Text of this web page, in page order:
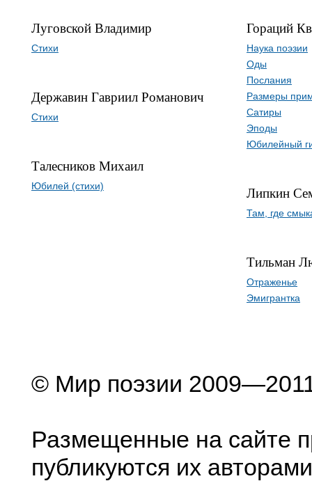
Луговской Владимир
Стихи
Державин Гавриил Романович
Стихи
Талесников Михаил
Юбилей (стихи)
Гораций
Наука поэзии
Оды
Послания
Размеры
Сатиры
Эподы
Юбилейный
Липкин
Там, где
Тильман
Отраженье
Эмигрантка
© Мир поэзии
Размещенные на сайте
публикуются их